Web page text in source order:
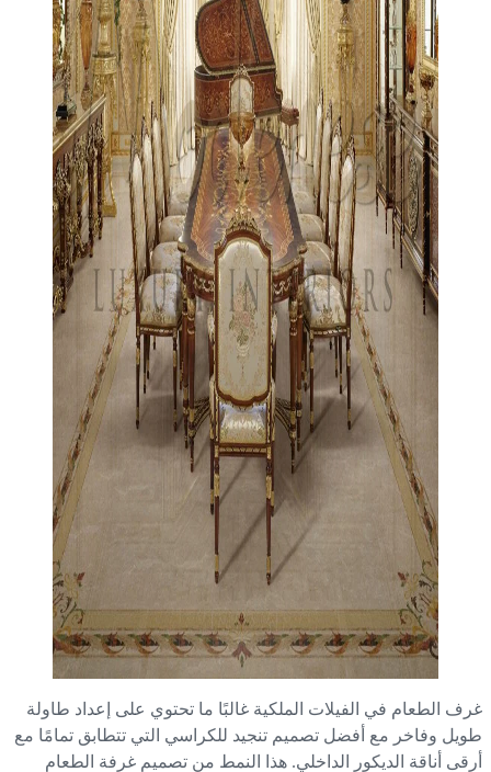
الطعام في الفيلات الملكية غالبًا ما تحتوي على إعداد طاولة
وفاخر مع أفضل تصميم تنجيد للكراسي التي تتطابق تمامًا مع
أناقة الديكور الداخلي. هذا النمط من تصميم غرفة الطعام